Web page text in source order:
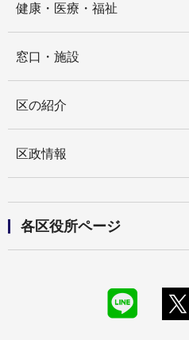
健康・医療・福祉
窓口・施設
区の紹介
区政情報
各区役所ページ